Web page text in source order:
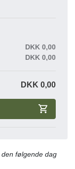
DKK 0,00
DKK 0,00
DKK 0,00
følgende dag